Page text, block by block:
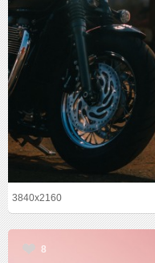
3840x2160
8